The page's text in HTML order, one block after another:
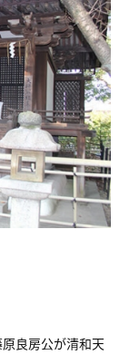
良房公が清和天